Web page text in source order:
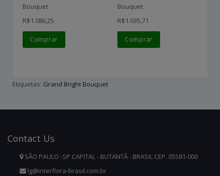
Bouquet
R$1.086,25
Comprar
Bouquet
R$1.035,71
Comprar
Etiquetas: Grand Bright Bouquet
Contact Us
SÃO PAULO -SP CAPITAL - BUTANTÃ - BRASIL CEP. 05581-000
lg@interflora-brasil.com.br